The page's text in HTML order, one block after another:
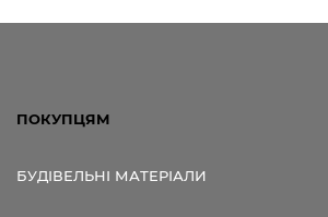
ПОКУПЦЯМ
БУДІВЕЛЬНІ МАТЕРІАЛИ